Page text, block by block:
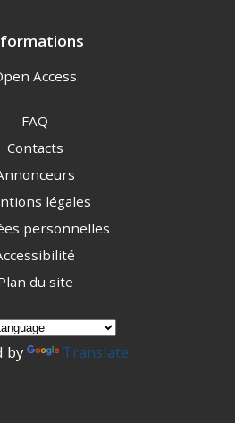
Access
FAQ
Contacts
légales
personnelles
du site
by Translate